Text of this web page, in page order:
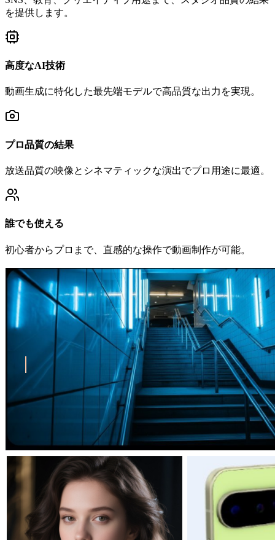
を提供します。
高度なAI技術
動画生成に特化した最先端モデルで高品質な出力を実現。
プロ品質の結果
放送品質の映像とシネマティックな演出でプロ用途に最適。
誰でも使える
初心者からプロまで、直感的な操作で動画制作が可能。